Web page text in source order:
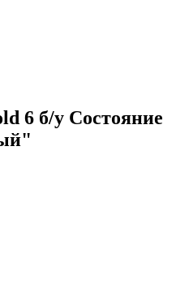
6 б/у Состояние